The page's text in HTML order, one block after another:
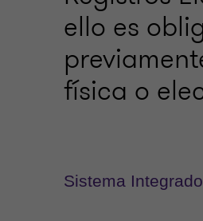
ello es
física o
Sistema